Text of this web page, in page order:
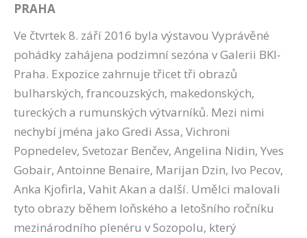
PRAHA
Ve čtvrtek 8. září 2016 byla výstavou Vyprávěné
pohádky zahájena podzimní sezóna v Galerii BKI-
Praha. Expozice zahrnuje třicet tři obrazů
bulharských, francouzských, makedonských,
tureckých a rumunských výtvarníků. Mezi nimi
nechybí jména jako Gredi Assa, Vichroni
Popnedelev, Svetozar Benčev, Angelina Nidin, Yves
Gobair, Antoinne Benaire, Marijan Dzin, Ivo Pecov,
Anka Kjofirla, Vahit Akan a další. Umělci malovali
tyto obrazy během loňského a letošního ročníku
mezinárodního plenéru v Sozopolu, který